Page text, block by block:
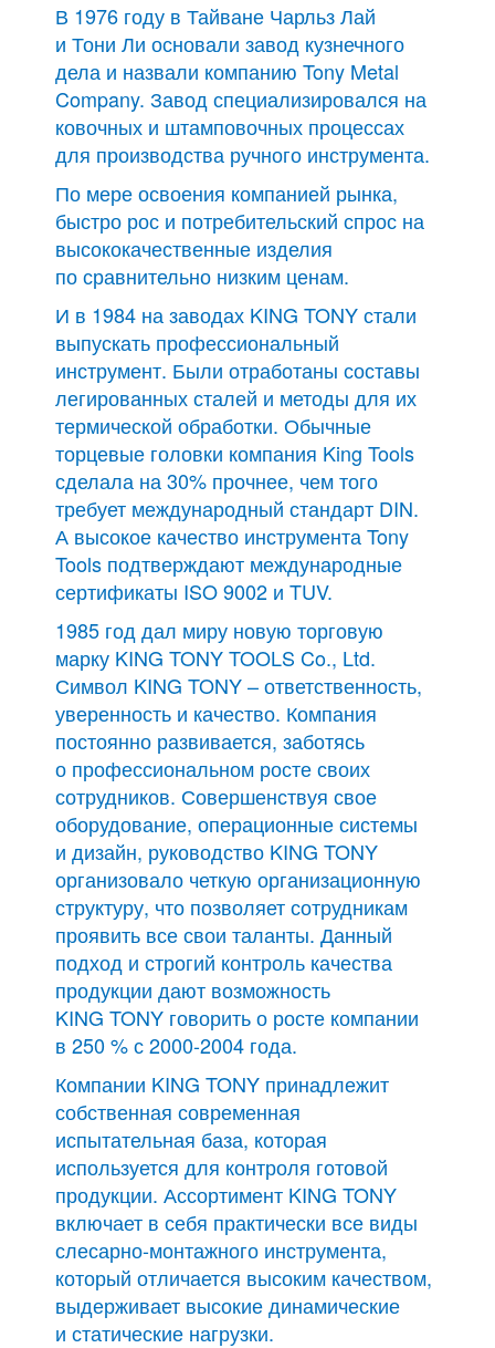
В 1976 году в Тайване Чарльз Лай
и Тони Ли основали завод кузнечного
дела и назвали компанию Tony Metal
Company. Завод специализировался на
ковочных и штамповочных процессах
для производства ручного инструмента.
По мере освоения компанией рынка,
быстро рос и потребительский спрос на
высококачественные изделия
по сравнительно низким ценам.
И в 1984 на заводах KING TONY стали
выпускать профессиональный
инструмент. Были отработаны составы
легированных сталей и методы для их
термической обработки. Обычные
торцевые головки компания King Tools
сделала на 30% прочнее, чем того
требует международный стандарт DIN.
А высокое качество инструмента Tony
Tools подтверждают международные
сертификаты ISO 9002 и TUV.
1985 год дал миру новую торговую
марку KING TONY TOOLS Co., Ltd.
Символ KING TONY – ответственность,
уверенность и качество. Компания
постоянно развивается, заботясь
о профессиональном росте своих
сотрудников. Совершенствуя свое
оборудование, операционные системы
и дизайн, руководство KING TONY
организовало четкую организационную
структуру, что позволяет сотрудникам
проявить все свои таланты. Данный
подход и строгий контроль качества
продукции дают возможность
KING TONY говорить о росте компании
в 250 % с 2000-2004 года.
Компании KING TONY принадлежит
собственная современная
испытательная база, которая
используется для контроля готовой
продукции. Ассортимент KING TONY
включает в себя практически все виды
слесарно-монтажного инструмента,
который отличается высоким качеством,
выдерживает высокие динамические
и статические нагрузки.